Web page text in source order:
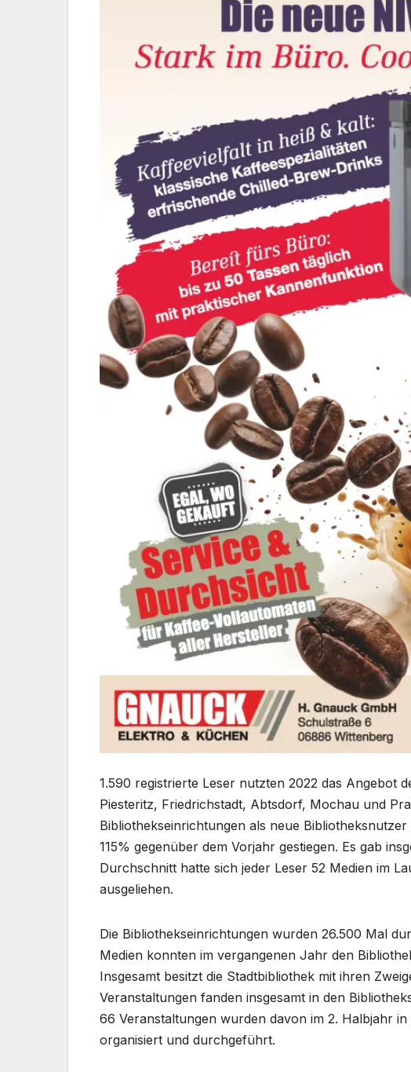
1.590 registrierte Leser nutzten 2022 das Angebot
Piesteritz, Friedrichstadt, Abtsdorf, Mochau und
Bibliothekseinrichtungen als neue
115% gegenüber dem Vorjahr gestiegen. Es gab
Durchschnitt hatte sich jeder Leser 52 Medien im
ausgeliehen.
Die Bibliothekseinrichtungen wurden 26.500 Mal
Medien konnten im vergangenen Jahr den
Insgesamt besitzt die Stadtbibliothek mit ihren
Veranstaltungen fanden insgesamt in den
66 Veranstaltungen wurden davon im 2. Halbjahr
organisiert und durchgeführt.